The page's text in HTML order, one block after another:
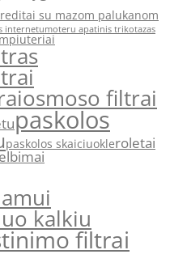
su mazom palukanom
internetumoteru apatinis trikotazas
osmoso filtrai
paskolos
paskolos skaiciuokleroletai
kalkiu
filtrai